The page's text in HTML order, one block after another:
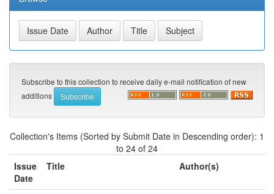
Subscribe to this collection to receive daily e-mail notification of new
additions
Collection's Items (Sorted by Submit Date in Descending order): 1
to 24 of 24
Issue
Date
Title Author(s)